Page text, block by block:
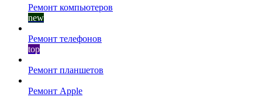
Ремонт компьютеров
new
Ремонт телефонов
top
Ремонт планшетов
Ремонт Apple